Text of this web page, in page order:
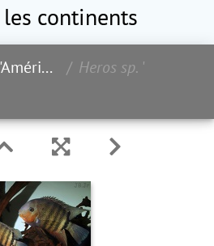
continents
Cichlidés d'Amérique du Sud Heros sp. "iniridae" couple